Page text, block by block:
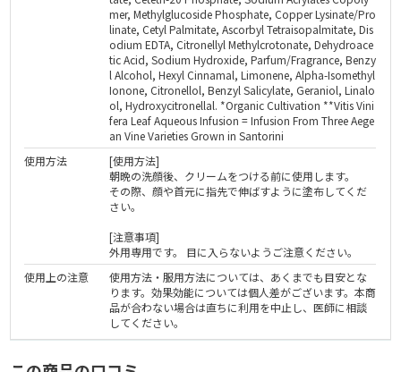
mer, Methylglucoside Phosphate, Copper Lysinate/Pro
linate, Cetyl Palmitate, Ascorbyl Tetraisopalmitate, Dis
odium EDTA, Citronellyl Methylcrotonate, Dehydroace
tic Acid, Sodium Hydroxide, Parfum/Fragrance, Benzy
l Alcohol, Hexyl Cinnamal, Limonene, Alpha-Isomethyl
Ionone, Citronellol, Benzyl Salicylate, Geraniol, Linalo
ol, Hydroxycitronellal. *Organic Cultivation **Vitis Vini
fera Leaf Aqueous Infusion = Infusion From Three Aege
an Vine Varieties Grown in Santorini
使用方法
[使用方法]
朝晩の洗顔後、クリームをつける前に使用します。
その際、顔や首元に指先で伸ばすように塗布してくだ
さい。
[注意事項]
外用専用です。 目に入らないようご注意ください。
使用上の注意
使用方法・服用方法については、あくまでも目安とな
ります。効果効能については個人差がございます。本商
品が合わない場合は直ちに利用を中止し、医師に相談
してください。